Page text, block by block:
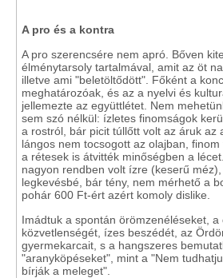
A pro és a kontra
A pro szerencsére nem apró. Bőven
élménytarsoly tartalmával, amit az öt
illetve ami "beletöltődött". Főként a
meghatározóak, és az a nyelvi és
jellemezte az együttlétet. Nem
sem szó nélkül: ízletes finomságok
a rostról, bár picit túllőtt volt az áruk az
lángos nem tocsogott az olajban,
a rétesek is átvitték minőségben a
nagyon rendben volt ízre (keserű
legkevésbé, bár tény, nem mérhető a
pohár 600 Ft-ért azért komoly dislike.
Imádtuk a spontán örömzenéléseket,
közvetlenségét, ízes beszédét, az
gyermekarcait, s a hangszeres
"aranyköpéseket", mint a "Nem
bírják a meleget".